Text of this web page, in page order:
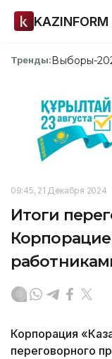
KAZINFORM
Тренды:Выборы-
09:45, 21 Декабря 2024
Итоги
Корпорация
переговорного